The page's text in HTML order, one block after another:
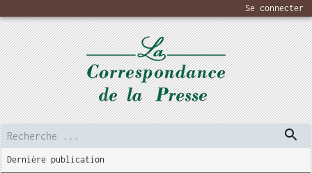
Se connecter
Dernière publication